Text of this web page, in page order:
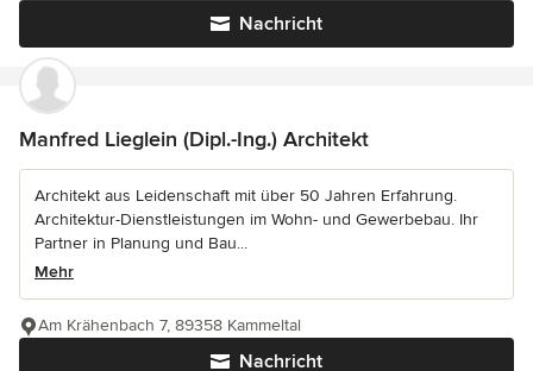
Nachricht
Manfred Lieglein (Dipl.-Ing.) Architekt
Architekt aus Leidenschaft mit über 50 Jahren Erfahrung.
Architektur-Dienstleistungen im Wohn- und Gewerbebau. Ihr
Partner in Planung und Bau...
Mehr
Nachricht
Am Krähenbach 7, 89358 Kammeltal